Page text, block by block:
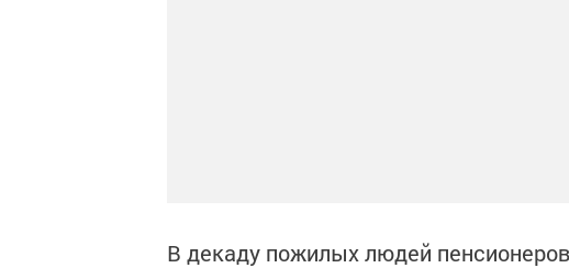
В декаду пожилых людей